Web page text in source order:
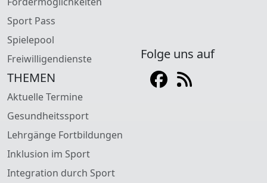
Sport Pass
Spielepool
Freiwilligendienste
THEMEN
Aktuelle Termine
Gesundheitssport
Lehrgänge Fortbildungen
Inklusion im Sport
Integration durch Sport
Folge uns auf